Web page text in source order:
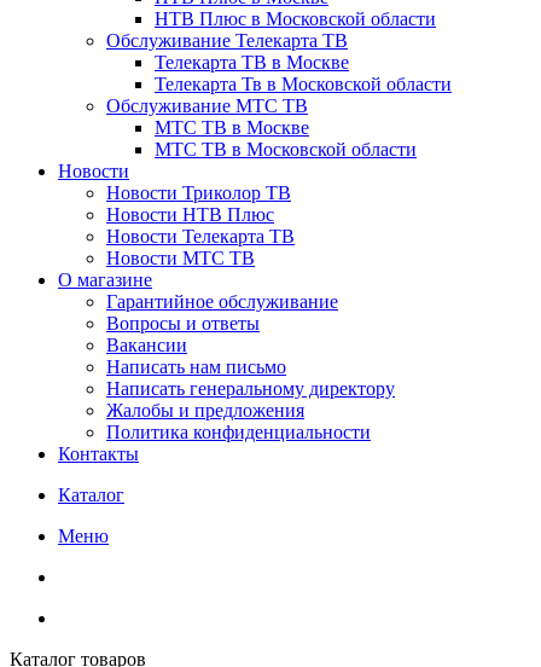
НТВ Плюс в Московской области
Обслуживание Телекарта ТВ
Телекарта ТВ в Москве
Телекарта Тв в Московской области
Обслуживание МТС ТВ
МТС ТВ в Москве
МТС ТВ в Московской области
Новости
Новости Триколор ТВ
Новости НТВ Плюс
Новости Телекарта ТВ
Новости МТС ТВ
О магазине
Гарантийное обслуживание
Вопросы и ответы
Вакансии
Написать нам письмо
Написать генеральному директору
Жалобы и предложения
Политика конфиденциальности
Контакты
Каталог
Меню
Каталог товаров